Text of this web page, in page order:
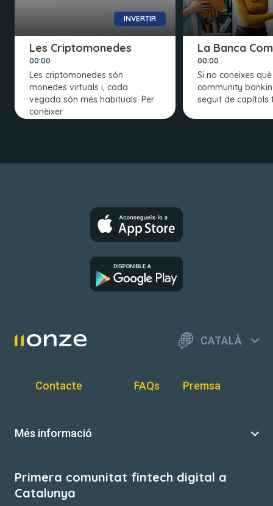
INVERTIR
Les Criptomonedes
00:00
Les criptomonedes són
monedes virtuals i, cada
vegada són més habituals. Per
conèixer
La Banca
00:00
Si no coneixes
community
seguit de capítols
CATALÀ
Contacte FAQs Premsa
Més informació
Primera comunitat fintech digital a
Catalunya